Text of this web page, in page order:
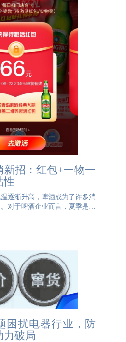
新招：红包+一物一
性
逐渐升高，啤酒成为了许多消
对于啤酒企业而言，夏季是销
场竞争中脱颖而出，企业需要
困扰电器行业，防
力破局